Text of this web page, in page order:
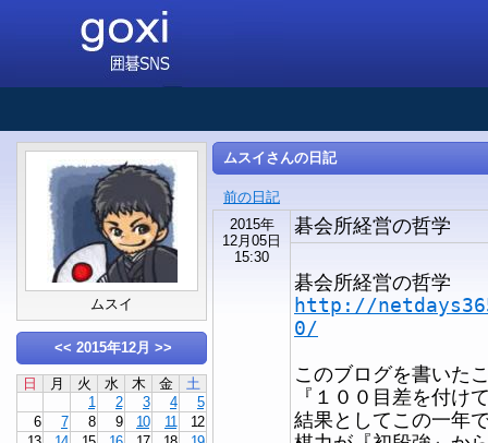
ムスイ
<< 2015年12月 >>
日 月 火 水 木 金
土
1
2 3 4
5
6
7 8 9 10 11
12
ムスイさんの日記
前の日記
2015年
12月05日
15:30
碁会所経営の哲学
碁会所経営の哲学
http://
0/
このブログを書いた
『１００目差を付け
結果としてこの一年